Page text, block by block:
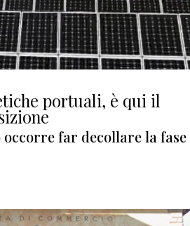
portuali, è qui il
occorre far decollare la fase